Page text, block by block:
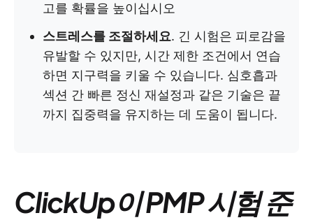
고를 확률을 높이십시오
스트레스를 조절하세요. 긴 시험은 피로감을
유발할 수 있지만, 시간 제한 조건에서 연습
하면 지구력을 키울 수 있습니다. 심호흡과
섹션 간 빠른 정신 재설정과 같은 기술은 끝
까지 집중력을 유지하는 데 도움이 됩니다.
ClickUp이 PMP 시험 준